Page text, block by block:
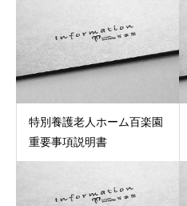
特別養護老人ホーム百楽園
重要事項説明書